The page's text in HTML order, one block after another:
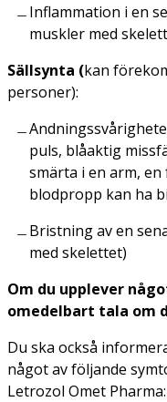
Inflammation i en
muskler med
Sällsynta (kan
personer):
puls, blåaktig
smärta i en arm,
blodpropp kan ha
Bristning av en
med skelettet)
Om du upplever
omedelbart tala om
Du ska också
något av följande
Letrozol Omet Pharma: